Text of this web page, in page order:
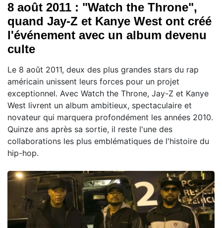
8 août 2011 : "Watch the Throne",
quand Jay-Z et Kanye West ont créé
l'événement avec un album devenu
culte
Le 8 août 2011, deux des plus grandes stars du rap
américain unissent leurs forces pour un projet
exceptionnel. Avec Watch the Throne, Jay-Z et Kanye
West livrent un album ambitieux, spectaculaire et
novateur qui marquera profondément les années 2010.
Quinze ans après sa sortie, il reste l'une des
collaborations les plus emblématiques de l'histoire du
hip-hop.